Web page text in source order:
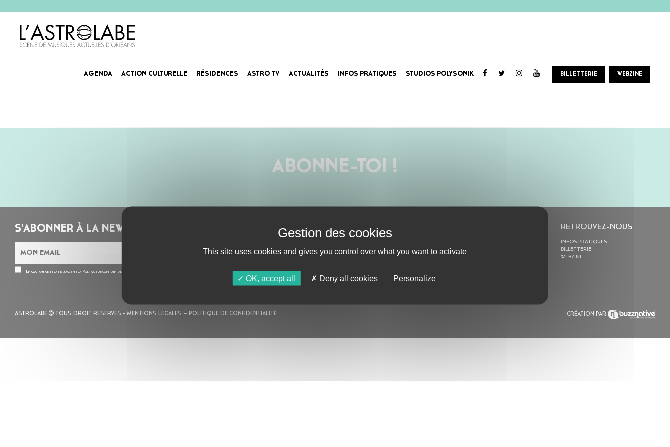
AGENDA ACTION CULTURELLE RÉSIDENCES ASTRO TV ACTUALITÉS INFOS PRATIQUES STUDIOS POLYSONIK BILLETTERIE WEBZINE
ABONNE-TOI !
S'ABONNER À LA NEWSLETTER
En cochant cette case, j’accepte la Politique de confidentialité
AU PROGRAMME
ASTRO TV
RÉSIDENCES
RETROUVEZ-NOUS
INFOS PRATIQUES
BILLETTERIE
WEBZINE
ASTROLABE TOUS DROIT RÉSERVÉS - MENTIONS LÉGALES – POLITIQUE DE CONFIDENTIALITÉ CRÉATION PAR
This site uses cookies and gives you control over what you want to activate
OK, accept all Deny all cookies Personalize